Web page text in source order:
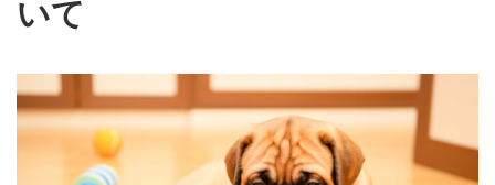
いて